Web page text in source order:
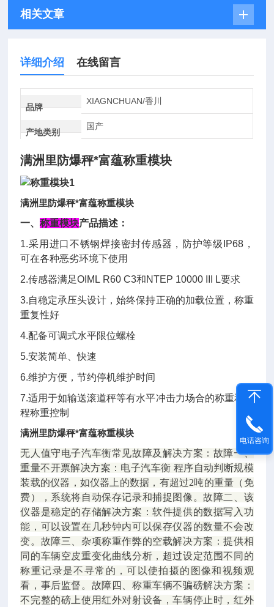
相关文章
详细介绍 在线留言
品牌
XIAGNCHUAN/香川
产地类别
国产
满洲里防爆秤*富蕴称重模块
满洲里防爆秤*富蕴称重模块
一、称重模块产品描述：
1.采用进口不锈钢焊接密封传感器，防护等级IP68，
可在各种恶劣环境下使用
2.传感器满足OIML R60 C3和NTEP 10000 III L要求
3.自稳定承压头设计，始终保持正确的加载位置，称重
重复性好
4.配备可调式水平限位螺栓
5.安装简单、快速
6.维护方便，节约停机维护时间
7.适用于如输送滚道秤等有水平冲击力场合的称重和过
程称重控制
满洲里防爆秤*富蕴称重模块
无人值守电子汽车衡常见故障及解决方案：故障一、
重量不开票解决方案：电子汽车衡 程序自动判断规模
装载的仪器，如仪器上的数据，有超过2吨的重量（免
费），系统将自动保存记录和捕捉图像。故障二、该
仪器是稳定的存储解决方案：软件提供的数据写入功
能，可以设置在几秒钟内可以保存仪器的数量不会改
变。故障三、杂项称重作弊的空载解决方案：提供相
同的车辆空皮重变化曲线分析，超过设定范围不同的
称重记录是不寻常的，可以使拍摄的图像和视频观
看，事后监督。故障四、称重车辆不骗磅解决方案：
不完整的磅上使用红外对射设备，车辆停止时，红外
电话咨询